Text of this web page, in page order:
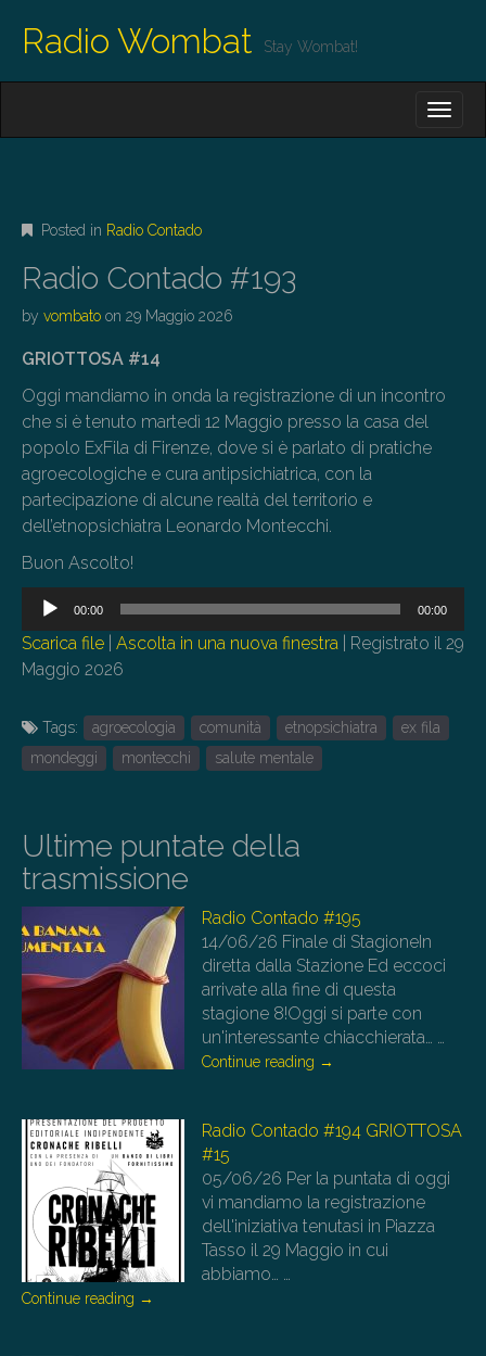
Radio Wombat Stay Wombat!
M
N
U
O
T
N
Posted in Radio Contado
Radio Contado #193
by vombato on 29 Maggio 2026
GRIOTTOSA #14
Oggi mandiamo in onda la registrazione di un incontro
che si è tenuto martedì 12 Maggio presso la casa del
popolo ExFila di Firenze, dove si è parlato di pratiche
agroecologiche e cura antipsichiatrica, con la
partecipazione di alcune realtà del territorio e
dell’etnopsichiatra Leonardo Montecchi.
Buon Ascolto!
Audio
00:00 00:00
Scarica file Ascolta in una nuova finestra
Registrato il 29
Maggio 2026
Tags: agroecologia comunità etnopsichiatra
ex fila
mondeggi
montecchi salute mentale
Ultime puntate della
trasmissione
Radio Contado #195
14/06/26 Finale di StagioneIn
diretta dalla Stazione Ed eccoci
arrivate alla fine di questa
stagione 8!Oggi si parte con
un'interessante chiacchierata… …
Continue reading →
Radio Contado #194 GRIOTTOSA
#15
05/06/26 Per la puntata di oggi
vi mandiamo la registrazione
dell'iniziativa tenutasi in Piazza
Tasso il 29 Maggio in cui
abbiamo… …
Continue reading →